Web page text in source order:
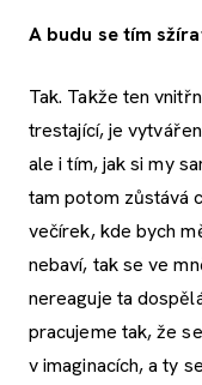
A budu se tím
Tak. Takže ten
trestající, je
ale i tím, jak si my
tam potom zůstává
večírek, kde bych
nebaví, tak se ve
nereaguje ta
pracujeme tak, že
v imaginacích, a ty